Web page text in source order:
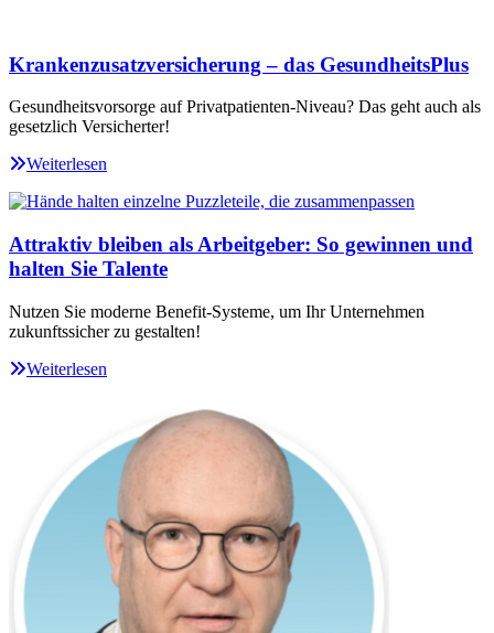
Krankenzusatzversicherung – das GesundheitsPlus
Gesundheitsvorsorge auf Privatpatienten-Niveau? Das geht auch als
gesetzlich Versicherter!
Weiterlesen
Attraktiv bleiben als Arbeitgeber: So gewinnen und
halten Sie Talente
Nutzen Sie moderne Benefit-Systeme, um Ihr Unternehmen
zukunftssicher zu gestalten!
Weiterlesen